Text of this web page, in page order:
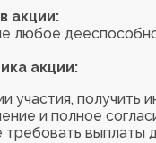
акции:
любое
акции:
участия, получить
и полное
требовать